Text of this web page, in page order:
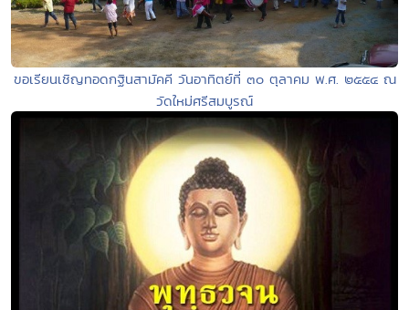
ขอเรียนเชิญทอดกฐินสามัคคี วันอาทิตย์ที่ ๓๐ ตุลาคม พ.ศ. ๒๕๕๔ ณ
วัดใหม่ศรีสมบูรณ์